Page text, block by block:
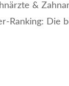
&
Ranking: Die